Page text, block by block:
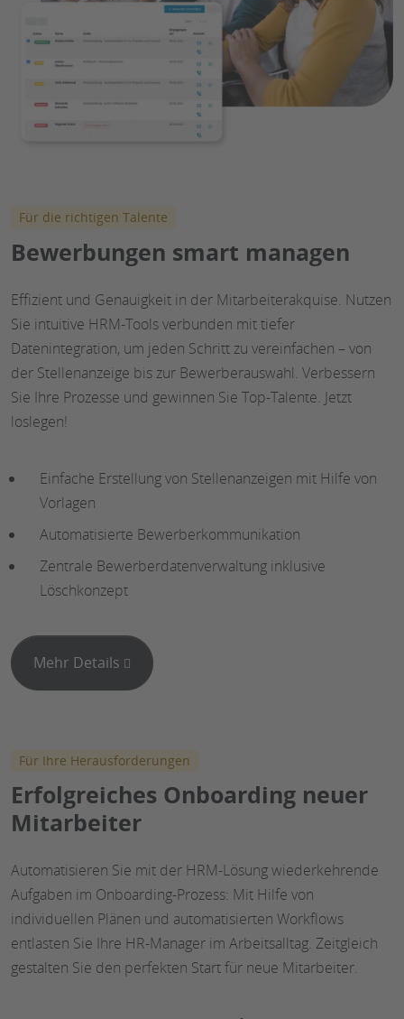
Für die richtigen Talente
Bewerbungen smart managen
Effizient und Genauigkeit in der Mitarbeiterakquise. Nutzen
Sie intuitive HRM-Tools verbunden mit tiefer
Datenintegration, um jeden Schritt zu vereinfachen – von
der Stellenanzeige bis zur Bewerberauswahl. Verbessern
Sie Ihre Prozesse und gewinnen Sie Top-Talente. Jetzt
loslegen!
Einfache Erstellung von Stellenanzeigen mit Hilfe von
Vorlagen
Automatisierte Bewerberkommunikation
Zentrale Bewerberdatenverwaltung inklusive
Löschkonzept
Mehr Details
Für Ihre Herausforderungen
Erfolgreiches Onboarding neuer
Mitarbeiter
Automatisieren Sie mit der HRM-Lösung wiederkehrende
Aufgaben im Onboarding-Prozess: Mit Hilfe von
individuellen Plänen und automatisierten Workflows
entlasten Sie Ihre HR-Manager im Arbeitsalltag. Zeitgleich
gestalten Sie den perfekten Start für neue Mitarbeiter.